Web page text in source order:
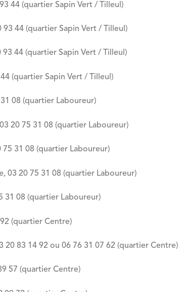
44 (quartier Sapin Vert / Tilleul)
93 44 (quartier Sapin Vert / Tilleul)
44 (quartier Sapin Vert / Tilleul)
(quartier Sapin Vert / Tilleul)
08 (quartier Laboureur)
20 75 31 08 (quartier Laboureur)
31 08 (quartier Laboureur)
03 20 75 31 08 (quartier Laboureur)
31 08 (quartier Laboureur)
(quartier Centre)
20 83 14 92 ou 06 76 31 07 62 (quartier Centre)
57 (quartier Centre)